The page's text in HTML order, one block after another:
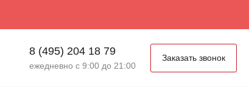
8 (495) 204 18 79
ежедневно с 9:00 до 21:00
Заказать звонок